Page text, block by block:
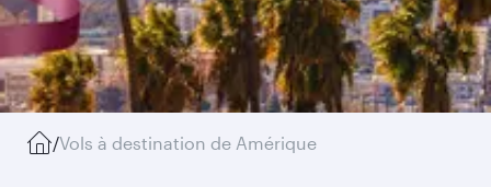
/Vols à destination de Amérique